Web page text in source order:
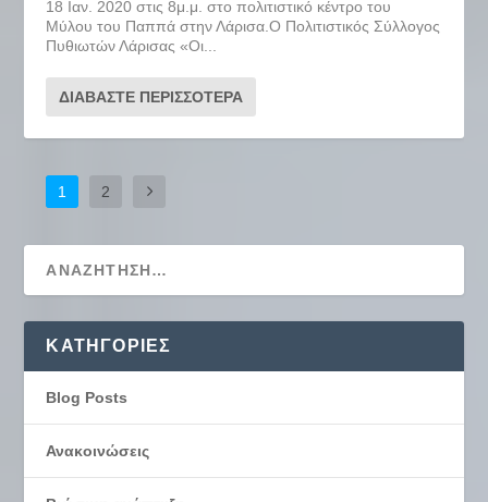
18 Ιαν. 2020 στις 8μ.μ. στο πολιτιστικό κέντρο του
Μύλου του Παππά στην Λάρισα.Ο Πολιτιστικός Σύλλογος
Πυθιωτών Λάρισας «Οι...
ΔΙΑΒΆΣΤΕ ΠΕΡΙΣΣΌΤΕΡΑ
1 2
KΑΤΗΓΟΡΊΕΣ
Blog Posts
Ανακοινώσεις